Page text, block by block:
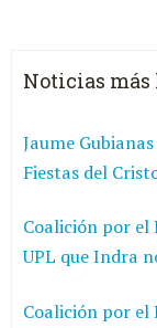
Noticias
Jaume
Fiestas del
Coalición por el
UPL que Indra
Coalición por el